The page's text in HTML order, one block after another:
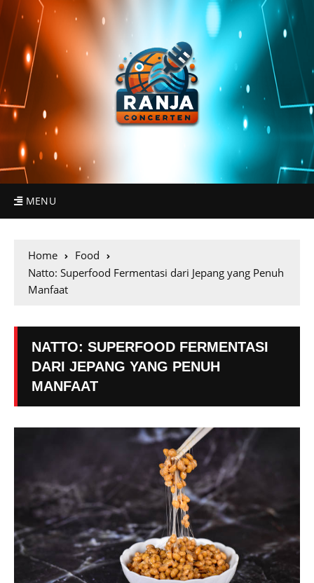
MENU
Home
Food
Natto: Superfood Fermentasi dari Jepang yang Penuh
Manfaat
NATTO: SUPERFOOD FERMENTASI
DARI JEPANG YANG PENUH
MANFAAT